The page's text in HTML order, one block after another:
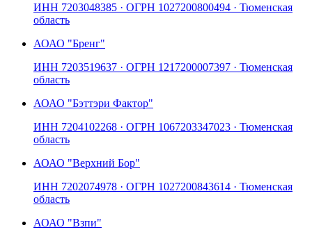
ИНН 7203048385 · ОГРН 1027200800494 · Тюменская
область
АОАО "Бренг"
ИНН 7203519637 · ОГРН 1217200007397 · Тюменская
область
АОАО "Бэттэри Фактор"
ИНН 7204102268 · ОГРН 1067203347023 · Тюменская
область
АОАО "Верхний Бор"
ИНН 7202074978 · ОГРН 1027200843614 · Тюменская
область
АОАО "Взпи"